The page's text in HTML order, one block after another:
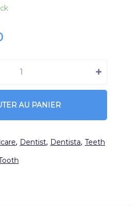
AU PANIER
, Dentist, Dentista, Teeth